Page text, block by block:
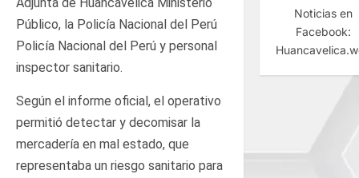
Público, la Policía Nacional del Perú
Policía Nacional del Perú y personal
inspector sanitario.
Según el informe oficial, el operativo
permitió detectar y decomisar la
mercadería en mal estado, que
representaba un riesgo sanitario para
Noticias en
Facebook: